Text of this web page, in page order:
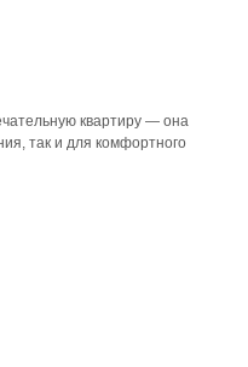
квартиру — она
так и для комфортного